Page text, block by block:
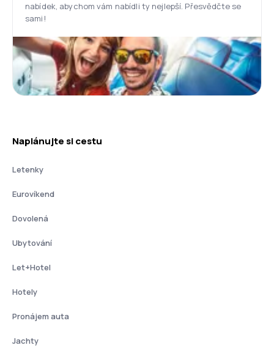
nabídek, abychom vám nabídli ty nejlepší. Přesvědčte se
sami!
Naplánujte si cestu
Letenky
Eurovíkend
Dovolená
Ubytování
Let+Hotel
Hotely
Pronájem auta
Jachty